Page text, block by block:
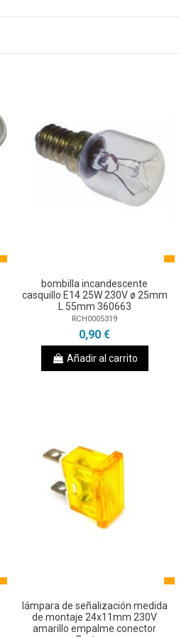
bombilla incandescente
casquillo E14 25W 230V ø 25mm
L 55mm 360663
RCH0005319
0,90 €
Añadir al carrito
lámpara de señalización medida
de montaje 24x11mm 230V
amarillo empalme conector